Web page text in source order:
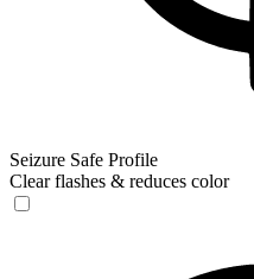
Seizure Safe Profile
Clear flashes & reduces color